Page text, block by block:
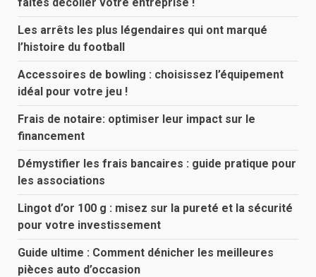
Les arrêts les plus légendaires qui ont marqué
l’histoire du football
Accessoires de bowling : choisissez l’équipement
idéal pour votre jeu !
Frais de notaire: optimiser leur impact sur le
financement
Démystifier les frais bancaires : guide pratique pour
les associations
Lingot d’or 100 g : misez sur la pureté et la sécurité
pour votre investissement
Guide ultime : Comment dénicher les meilleures
pièces auto d’occasion